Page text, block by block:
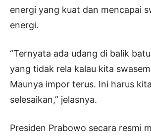
energi yang kuat dan mencapai
energi.
“Ternyata ada udang di balik
yang tidak rela kalau kita
Maunya impor terus. Ini harus
selesaikan,” jelasnya.
Presiden Prabowo secara resmi